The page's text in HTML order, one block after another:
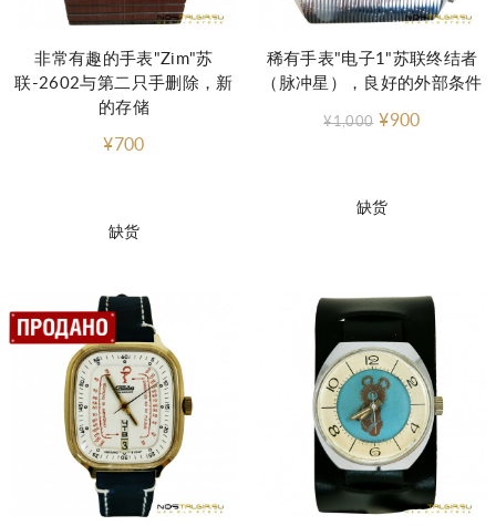
缺货
非常有趣的手表"Zim"苏
联-2602与第二只手删除，新
的存储
¥700
缺货
稀有手表"电子1"苏联终结者
（脉冲星），良好的外部条件
¥1,000 ¥900